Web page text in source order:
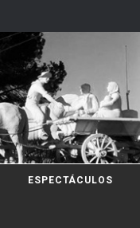
ESPECTÁCULOS